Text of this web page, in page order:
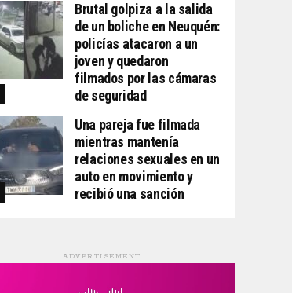
Brutal golpiza a la salida
de un boliche en Neuquén:
policías atacaron a un
joven y quedaron
filmados por las cámaras
de seguridad
Una pareja fue filmada
mientras mantenía
relaciones sexuales en un
auto en movimiento y
recibió una sanción
ADVERTISEMENT